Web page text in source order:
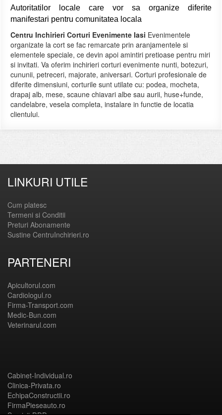
Autoritatilor locale care vor sa organize diferite
manifestari pentru comunitatea locala
Centru Inchirieri Corturi Evenimente Iasi Evenimentele
organizate la cort se fac remarcate prin aranjamentele si
elementele speciale, ce devin apoi amintiri pretioase pentru miri
si invitati. Va oferim inchirieri corturi evenimente nunti, botezuri,
cununii, petreceri, majorate, aniversari. Corturi profesionale de
diferite dimensiuni, corturile sunt utilate cu: podea, mocheta,
drapaj alb, mese, scaune chiavari albe sau aurii, huse+funde,
candelabre, vesela completa, instalare in functie de locatia
clientului.
LINKURI UTILE
Cum platesc
Termeni si Conditii
Preturi Abonamente
Sustine CentruInchirieri.ro
PARTENERI
Apicultorul.com
Cardiologul.ro
Firma-Transport.com
Medic-Bun.com
Veterinarul.com
Cabinet-Individual.ro
Clinica-Privata.ro
EchipaConstructii.ro
FirmaPieseauto.ro